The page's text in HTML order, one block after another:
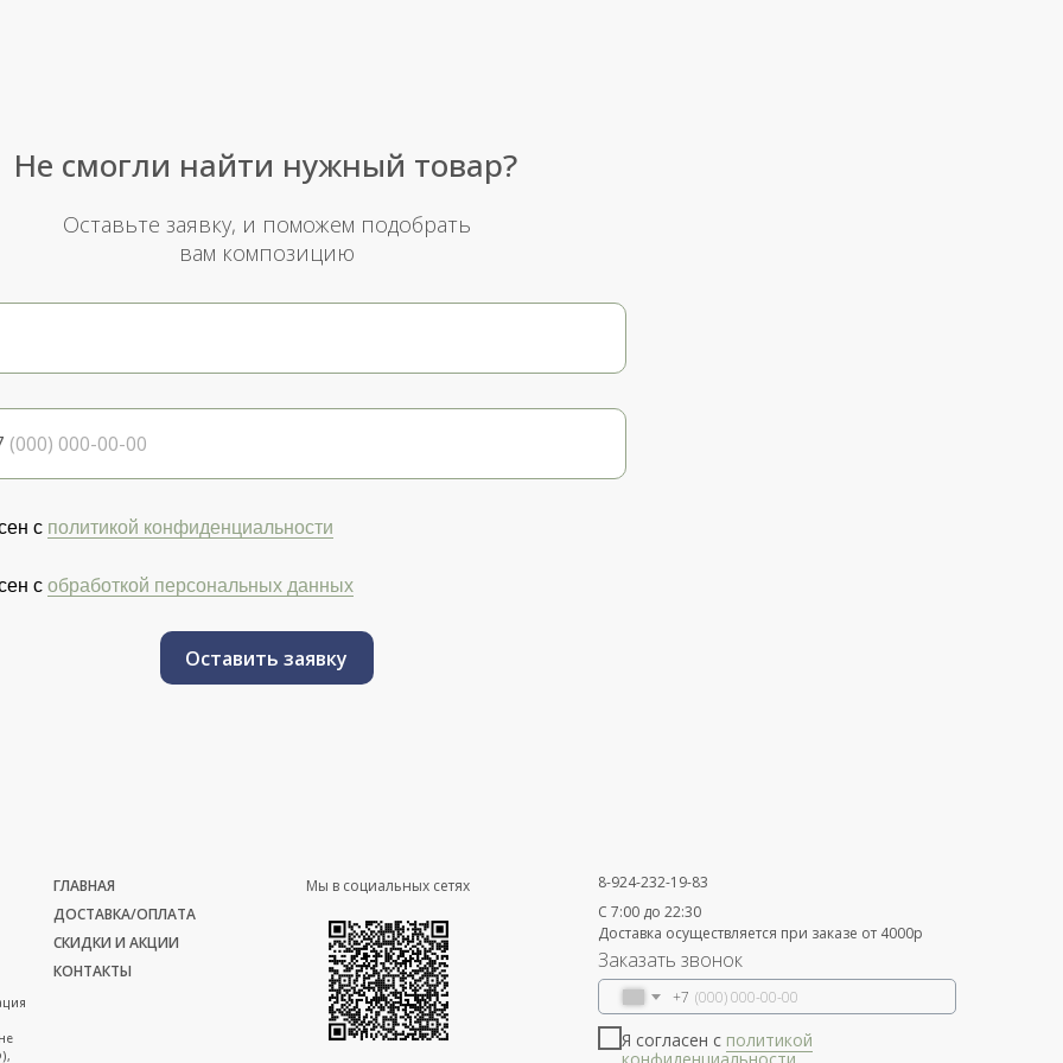
с политикой конфиденциальности
с обработкой персональных данных
Оставить заявку
Не смогли найти нужный товар?
Оставьте заявку, и поможем подобрать
вам композицию
ГЛАВНАЯ
ДОСТАВКА/ОПЛАТА
СКИДКИ И АКЦИИ
КОНТАКТЫ
8-924-232-19-83
С 7:00 до 22:30
Доставка осуществляется при заказе от 4000р
Мы в социальных сетях
Заказать звонок
+7
Я согласен с политикой